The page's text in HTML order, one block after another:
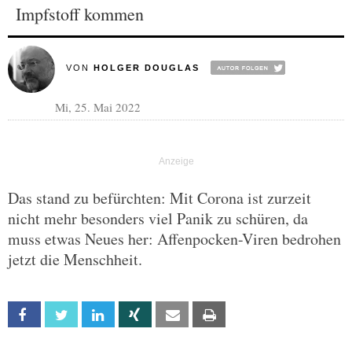
Impfstoff kommen
VON HOLGER DOUGLAS
Mi, 25. Mai 2022
Das stand zu befürchten: Mit Corona ist zurzeit
nicht mehr besonders viel Panik zu schüren, da
muss etwas Neues her: Affenpocken-Viren bedrohen
jetzt die Menschheit.
Facebook Twitter Linkedin Xing Email